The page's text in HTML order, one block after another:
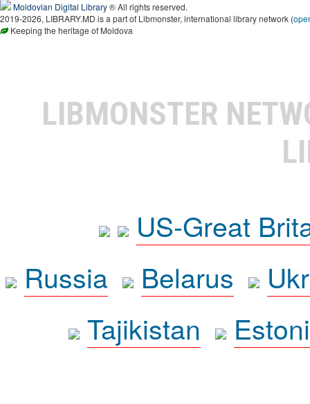
Moldovian Digital Library® All rights reserved.
2019-2026, LIBRARY.MD is a part of Libmonster, international library network (
Keeping the heritage of Moldova
LIBMONSTER
US-Great
Russia
Belarus
Tajikistan